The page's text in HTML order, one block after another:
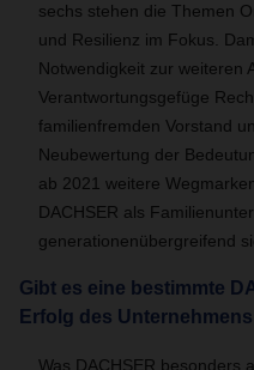
sechs stehen die Themen
und Resilienz im Fokus.
Notwendigkeit zur weiteren
Verantwortungsgefüge
familienfremden Vorstand
Neubewertung der
ab 2021 weitere
DACHSER als
generationenübergreifend
Gibt es eine bestimmte
Erfolg des
Was DACHSER besonders